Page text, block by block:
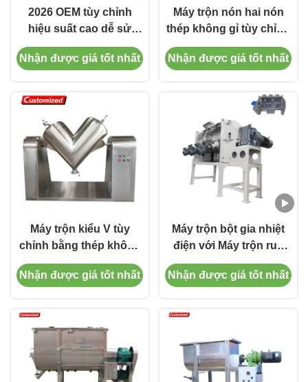
2026 OEM tùy chỉnh
hiệu suất cao dễ sử
dụng máy trộn bột băng
ngang
Nhận được giá tốt nhất
Máy trộn nón hai nón
thép không gỉ tùy chỉnh
với cấu trúc trộn nón có
dư lượng thấp. thiết kế
bộ các vật liệu bột hoặc
hạt trong hóa chất, chế
biến thực phẩm
Nhận được giá tốt nhất
Máy trộn kiểu V tùy
chỉnh bằng thép không
gỉ - Máy trộn cấp thực
phẩm trộn nhanh cho
thích hợp cho ngành
dược phẩm, hóa chất,
thực phẩm
Nhận được giá tốt nhất
Máy trộn bột gia nhiệt
điện với Máy trộn ruy
băng tự động và Dung
tích trộn 500-1000L
Nhận được giá tốt nhất